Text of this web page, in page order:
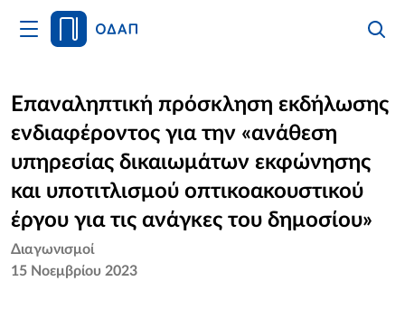
Άνοιγμα
Κυρίως
Αρχική
Οργανισμός
Υπηρεσίες
Νέα
Επικοινωνία
Επαναληπτική πρόσκληση εκδήλωσης
ενδιαφέροντος για την «ανάθεση
υπηρεσίας δικαιωμάτων εκφώνησης
και υποτιτλισμού οπτικοακουστικού
έργου για τις ανάγκες του δημοσίου»
Διαγωνισμοί
15 Νοεμβρίου 2023